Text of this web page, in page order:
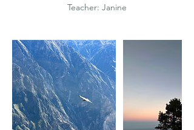
Teacher: Janine